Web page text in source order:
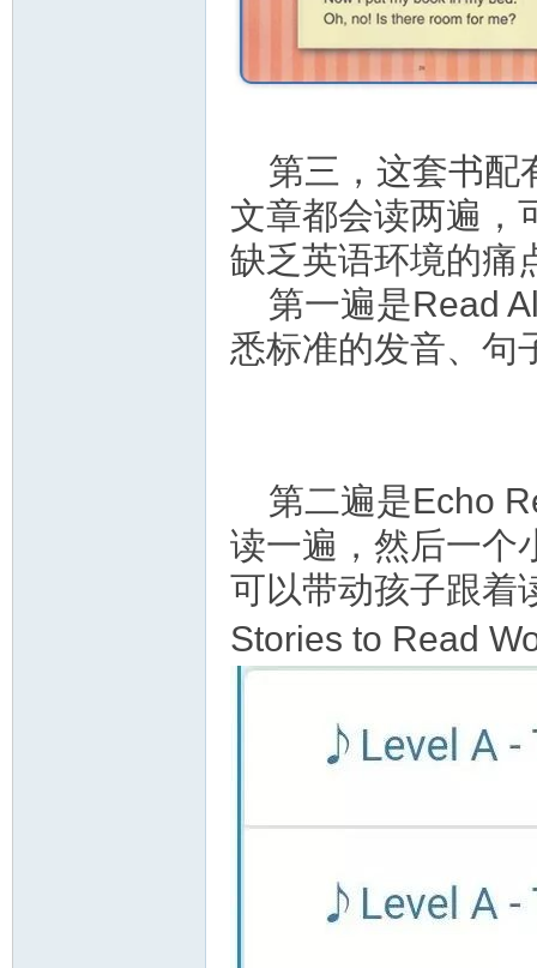
第三，这套书配
文章都会读两遍，
缺乏英语环境的痛
第一遍是Read
悉标准的发音、句
第二遍是Echo
读一遍，然后一个
可以带动孩子跟着
Stories to Read